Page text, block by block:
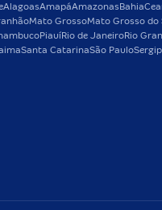
AlagoasAmapáAmazonasBahia
Mato GrossoMato Grosso do
PiauíRio de JaneiroRio
Santa CatarinaSão Paulo